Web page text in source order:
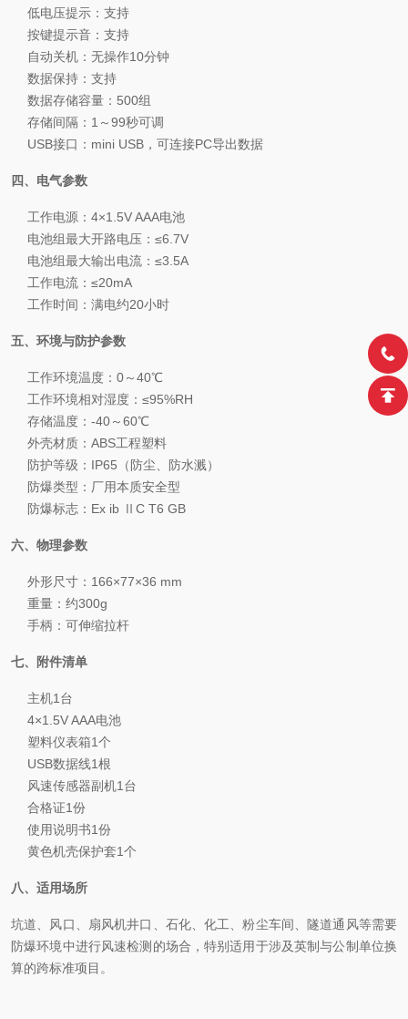
低电压提示：支持
按键提示音：支持
自动关机：无操作10分钟
数据保持：支持
数据存储容量：500组
存储间隔：1～99秒可调
USB接口：mini USB，可连接PC导出数据
四、电气参数
工作电源：4×1.5V AAA电池
电池组最大开路电压：≤6.7V
电池组最大输出电流：≤3.5A
工作电流：≤20mA
工作时间：满电约20小时
五、环境与防护参数
工作环境温度：0～40℃
工作环境相对湿度：≤95%RH
存储温度：-40～60℃
外壳材质：ABS工程塑料
防护等级：IP65（防尘、防水溅）
防爆类型：厂用本质安全型
防爆标志：Ex ib ⅡC T6 GB
六、物理参数
外形尺寸：166×77×36 mm
重量：约300g
手柄：可伸缩拉杆
七、附件清单
主机1台
4×1.5V AAA电池
塑料仪表箱1个
USB数据线1根
风速传感器副机1台
合格证1份
使用说明书1份
黄色机壳保护套1个
八、适用场所
坑道、风口、扇风机井口、石化、化工、粉尘车间、隧道通风等需要
防爆环境中进行风速检测的场合，特别适用于涉及英制与公制单位换
算的跨标准项目。